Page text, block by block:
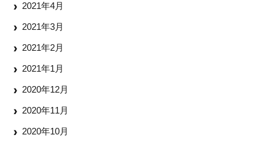
2021年4月
2021年3月
2021年2月
2021年1月
2020年12月
2020年11月
2020年10月